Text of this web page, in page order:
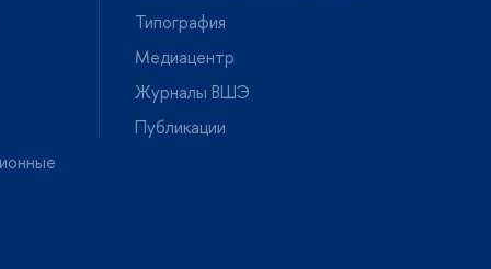
Типография
Медиацентр
Журналы ВШЭ
Публикации